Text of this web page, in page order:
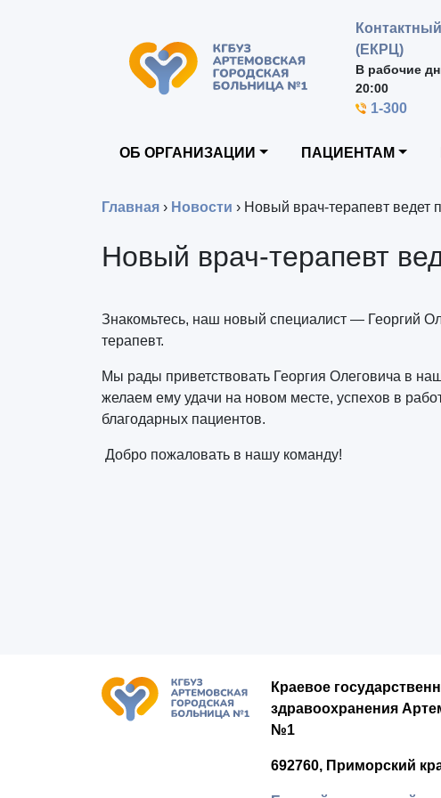
(ЕКРЦ)
В рабочие
20:00
1-300
ОБ ОРГАНИЗАЦИИ ПАЦИЕНТАМ
Главная › Новости › Новый врач-терапевт ведет
Новый врач-терапевт
Знакомьтесь, наш новый специалист — Георгий
терапевт.
Мы рады приветствовать Георгия Олеговича в
желаем ему удачи на новом месте, успехов в
благодарных пациентов.
Добро пожаловать в нашу команду!
Краевое
здравоохранения
№1
692760, Приморский